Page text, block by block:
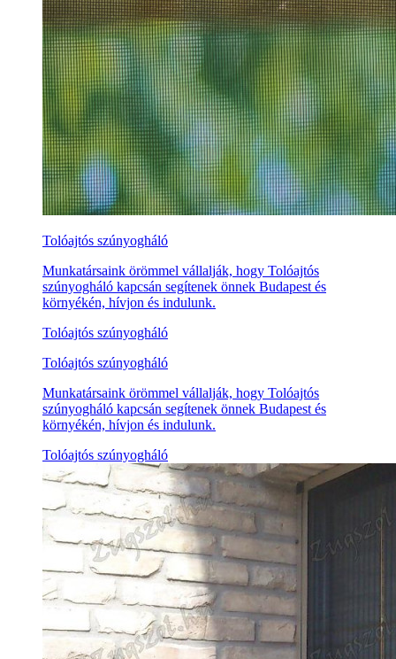
Tolóajtós szúnyogháló
Munkatársaink örömmel vállalják, hogy Tolóajtós
szúnyogháló kapcsán segítenek önnek Budapest és
környékén, hívjon és indulunk.
Tolóajtós szúnyogháló
Tolóajtós szúnyogháló
Munkatársaink örömmel vállalják, hogy Tolóajtós
szúnyogháló kapcsán segítenek önnek Budapest és
környékén, hívjon és indulunk.
Tolóajtós szúnyogháló